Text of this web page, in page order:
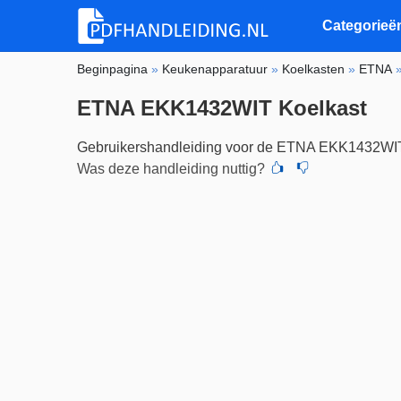
Beginpagina » Keukenapparatuur » Koelkasten » ETNA
ETNA EKK1432WIT Koelkast
Gebruikershandleiding voor de ETNA
Was deze handleiding nuttig?